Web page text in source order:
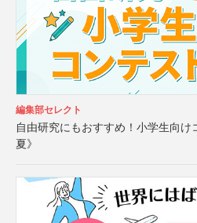
編集部セレクト
自由研究にもおすすめ！小学生向け
夏》